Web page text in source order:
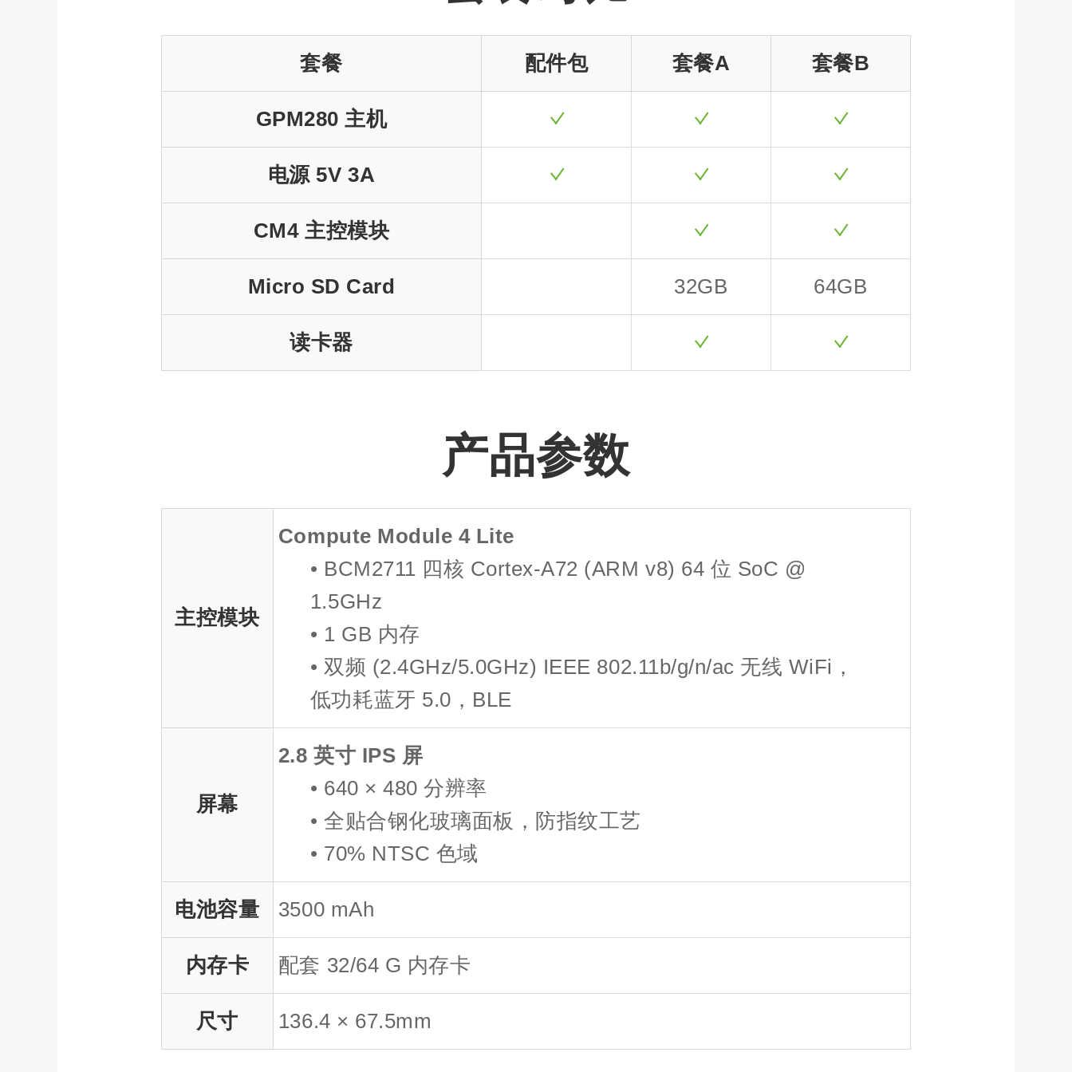
套餐 配件包 套餐A 套餐B
GPM280 主机
电源 5V 3A
CM4 主控模块
Micro SD Card 32GB 64GB
读卡器
产品参数
主控模块
Compute Module 4 Lite
• BCM2711 四核 Cortex-A72 (ARM v8) 64 位 SoC @
1.5GHz
• 1 GB 内存
• 双频 (2.4GHz/5.0GHz) IEEE 802.11b/g/n/ac 无线 WiFi，
低功耗蓝牙 5.0，BLE
屏幕
2.8 英寸 IPS 屏
• 640 × 480 分辨率
• 全贴合钢化玻璃面板，防指纹工艺
• 70% NTSC 色域
电池容量 3500 mAh
内存卡 配套 32/64 G 内存卡
尺寸 136.4 × 67.5mm